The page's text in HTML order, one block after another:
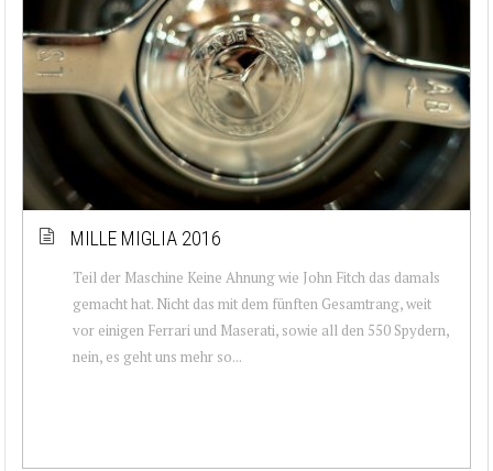
MILLE MIGLIA 2016
Teil der Maschine Keine Ahnung wie John Fitch das damals
gemacht hat. Nicht das mit dem fünften Gesamtrang, weit
vor einigen Ferrari und Maserati, sowie all den 550 Spydern,
nein, es geht uns mehr so...